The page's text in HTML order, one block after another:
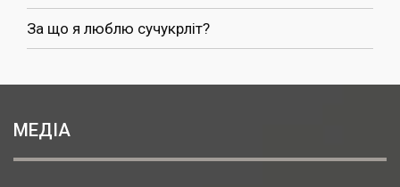
За що я люблю сучукрліт?
МЕДІА